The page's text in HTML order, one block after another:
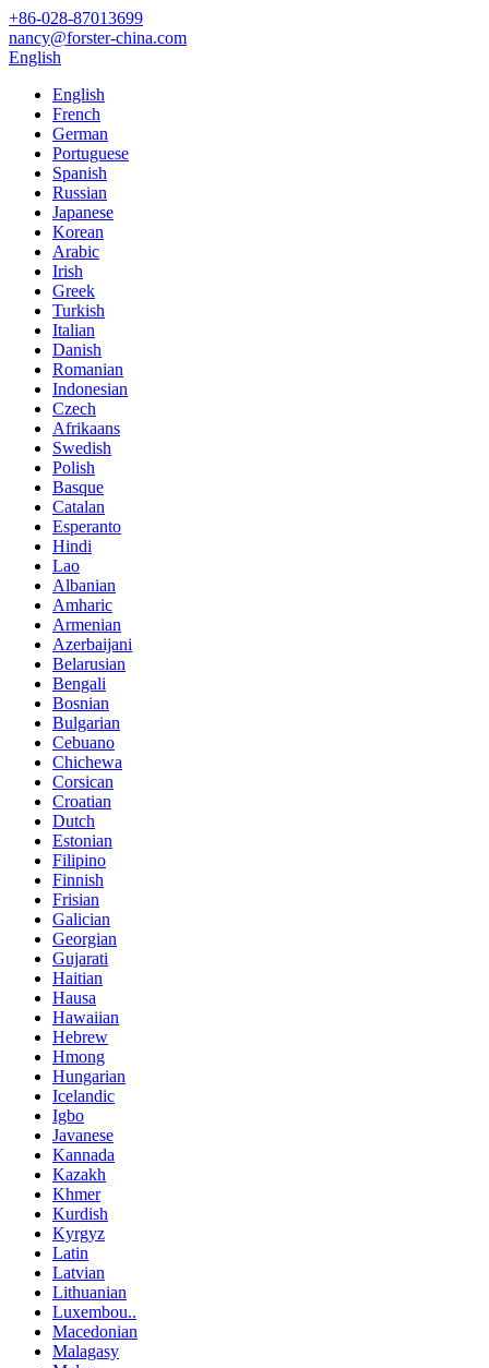
+86-028-87013699
nancy@forster-china.com
English
English
French
German
Portuguese
Spanish
Russian
Japanese
Korean
Arabic
Irish
Greek
Turkish
Italian
Danish
Romanian
Indonesian
Czech
Afrikaans
Swedish
Polish
Basque
Catalan
Esperanto
Hindi
Lao
Albanian
Amharic
Armenian
Azerbaijani
Belarusian
Bengali
Bosnian
Bulgarian
Cebuano
Chichewa
Corsican
Croatian
Dutch
Estonian
Filipino
Finnish
Frisian
Galician
Georgian
Gujarati
Haitian
Hausa
Hawaiian
Hebrew
Hmong
Hungarian
Icelandic
Igbo
Javanese
Kannada
Kazakh
Khmer
Kurdish
Kyrgyz
Latin
Latvian
Lithuanian
Luxembou..
Macedonian
Malagasy